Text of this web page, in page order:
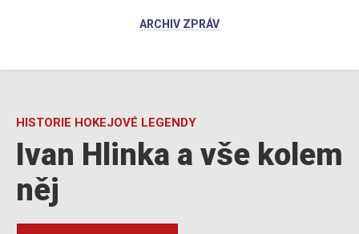
ARCHIV ZPRÁV
HISTORIE HOKEJOVÉ LEGENDY
Ivan Hlinka a vše kolem
něj